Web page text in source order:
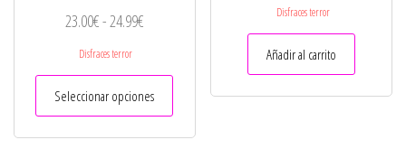
23.00€-24.99€Rango
precios:
desde
23.00€
Disfraces terror
Seleccionar opciones
Este
producto
Disfraces terror
Añadir al carrito